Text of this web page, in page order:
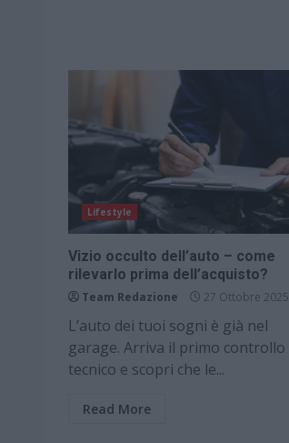
Lifestyle
Vizio occulto dell’auto – come
rilevarlo prima dell’acquisto?
Team Redazione 27 Ottobre 2025
L’auto dei tuoi sogni è già nel
garage. Arriva il primo controllo
tecnico e scopri che le...
Read More